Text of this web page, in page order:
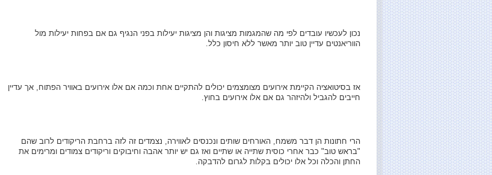
נכון לעכשיו עובדים לפי מה שהמגמות מציגות והן מציגות יעילות בפני הנגיף גם אם בפחות יעילות מול
הווריאנטים עדיין טוב יותר מאשר ללא חיסון כלל.
אז בסיטואציה הקיימת אירועים מצומצמים יכולים להתקיים אחת וכמה אם אלו אירועים באוויר הפתוח, אך עדיין
חייבים להגביל ולהיזהר גם אם אלו אירועים בחוץ.
הרי חתונות הן דבר משמח, האורחים שותים ונכנסים לאווירה, נצמדים זה לזה ברחבת הריקודים לרוב שהם
"בראש טוב" כבר אחרי כוסית שתייה או שתיים ואז גם יש יותר אהבה וחיבוקים וריקודים צמודים ומרימים את
החתן והכלה וכל אלו יכולים בקלות לגרום להדבקה.